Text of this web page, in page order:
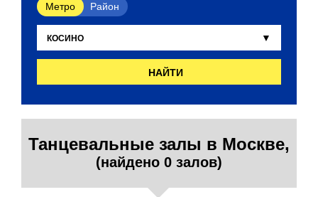
Метро Район
НАЙТИ
Танцевальные залы в Москве,
(найдено 0 залов)